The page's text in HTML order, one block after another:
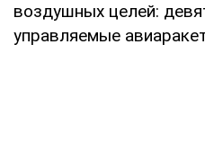
воздушных целей:
управляемые